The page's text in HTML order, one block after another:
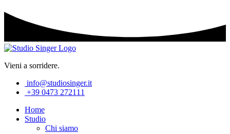
Vieni a sorridere.
info@studiosinger.it
+39 0473 272111
Home
Studio
Chi siamo